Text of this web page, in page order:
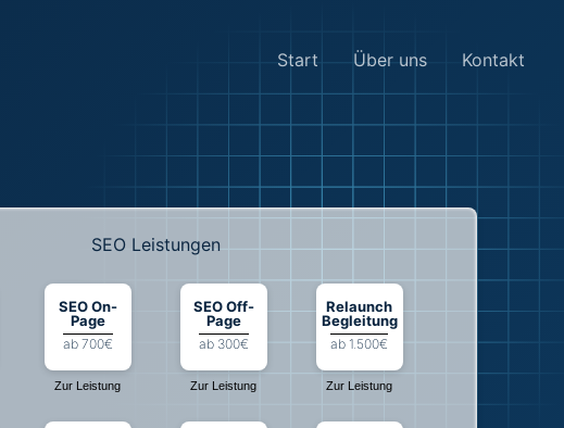
Start Über uns Kontakt
SEO Leistungen
SEO On-
Page
ab 700€
Zur Leistung
SEO Off-
Page
ab 300€
Zur Leistung
Relaunch
Begleitung
ab 1.500€
Zur Leistung